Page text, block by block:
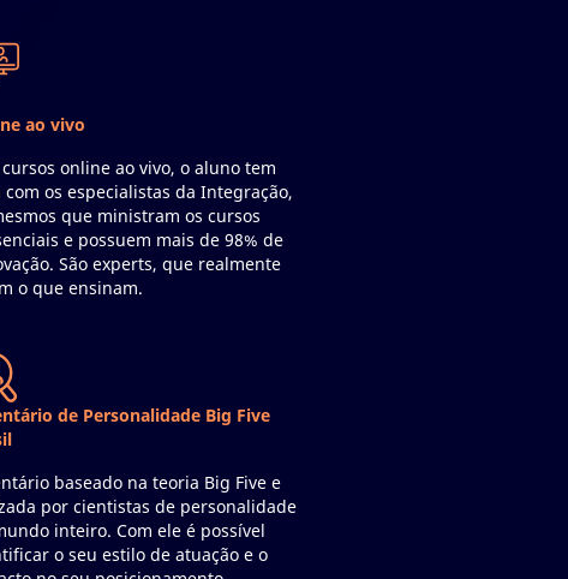
ao vivo
online ao vivo, o aluno tem
com os especialistas da Integração,
que ministram os cursos
e possuem mais de 98% de
São experts, que realmente
o que ensinam.
de Personalidade Big Five
baseado na teoria Big Five e
por cientistas de personalidade
inteiro. Com ele é possível
o seu estilo de atuação e o